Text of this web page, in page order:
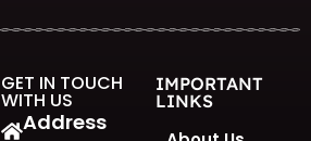
GET IN TOUCH
WITH US
Address
IMPORTANT
LINKS